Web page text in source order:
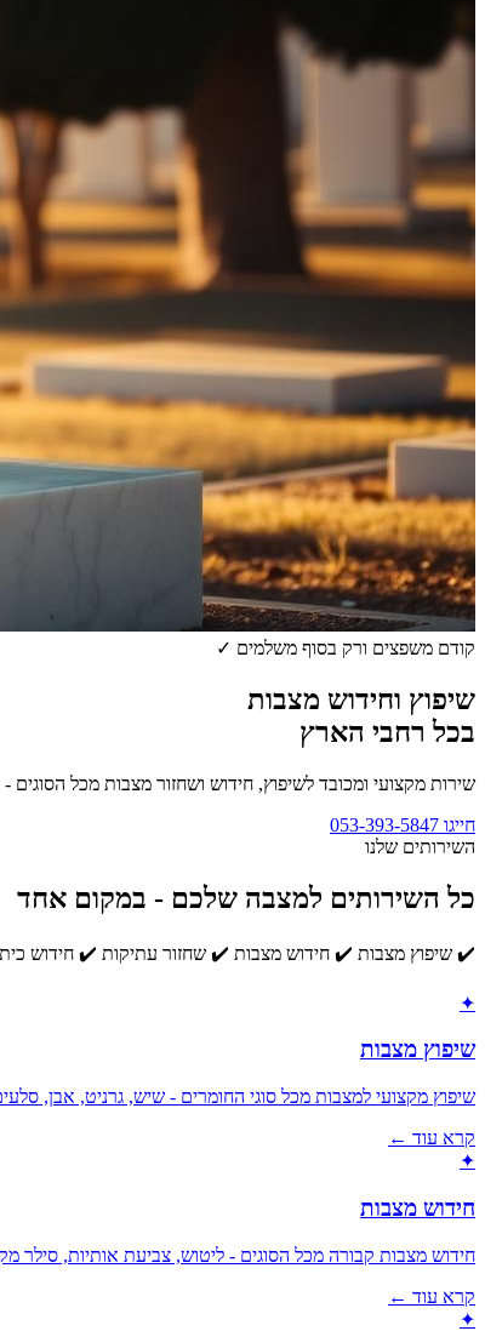
קודם משפצים ורק בסוף משלמים ✓
שיפוץ וחידוש מצבות
בכל רחבי הארץ
שירות מקצועי ומכובד לשיפוץ, חידוש ושחזור מצבות מכל
חייגו 053-393-5847
השירותים שלנו
כל השירותים למצבה שלכם - במקום אחד
✔️ שיפוץ מצבות ✔️ חידוש מצבות ✔️ שחזור עתיקות ✔️ חידוש
✦
שיפוץ מצבות
שיפוץ מקצועי למצבות מכל סוגי החומרים - שיש, גרניט, אבן,
קרא עוד ←
✦
חידוש מצבות
חידוש מצבות קבורה מכל הסוגים - ליטוש, צביעת אותיות, סילר
קרא עוד ←
✦